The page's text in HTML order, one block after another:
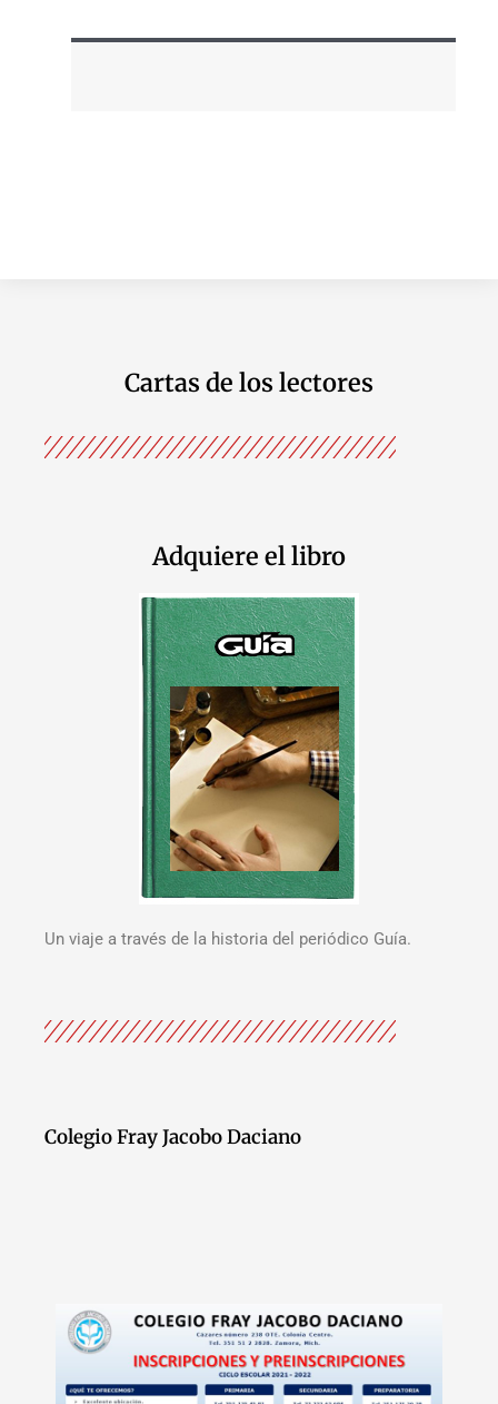
Cartas de los lectores
Adquiere el libro
Un viaje a través de la historia del periódico Guía.
Colegio Fray Jacobo Daciano